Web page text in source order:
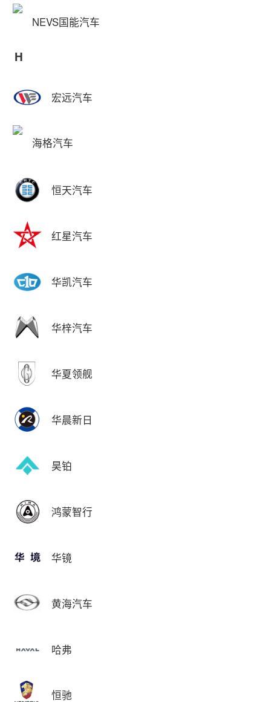
NEVS国能汽车
H
宏远汽车
海格汽车
恒天汽车
红星汽车
华凯汽车
华梓汽车
华夏领舰
华晨新日
昊铂
鸿蒙智行
华镜
黄海汽车
哈弗
恒驰